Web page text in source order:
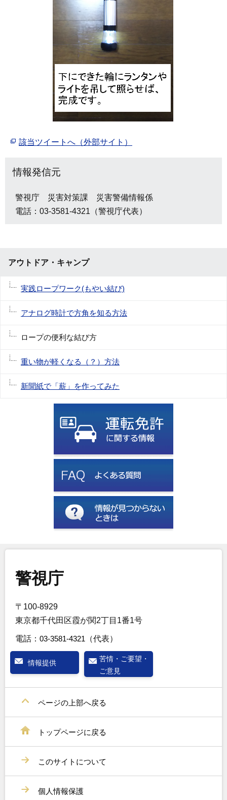
該当ツイートへ（外部サイト）
情報発信元
警視庁 災害対策課 災害警備情報係
電話：03-3581-4321（警視庁代表）
アウトドア・キャンプ
実践ロープワーク(もやい結び)
アナログ時計で方角を知る方法
ロープの便利な結び方
重い物が軽くなる（？）方法
新聞紙で「薪」を作ってみた
警視庁
〒100-8929
東京都千代田区霞が関2丁目1番1号
電話： 03-3581-4321 （代表）
情報提供
苦情・ご要望・
ご意見
ページの上部へ戻る
トップページに戻る
このサイトについて
個人情報保護